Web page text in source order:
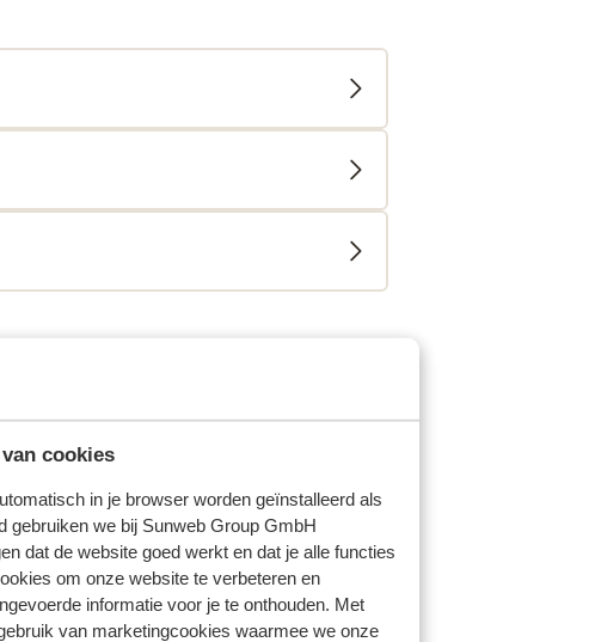
cookies
in je browser worden geïnstalleerd als
gebruiken we bij Sunweb Group GmbH
dat de website goed werkt en dat je alle functies
om onze website te verbeteren en
informatie voor je te onthouden. Met
van marketingcookies waarmee we onze
eerlijk weergeven.
Meest geboekt door met familie
8 mrt. 2026
Pas 4 gange, og denne gang var
dalet lidt/noget i kvalitet og
Pas 4 gange, og denne gang var
dalet lidt/noget i kvalitet og
het Nederlands (BE)